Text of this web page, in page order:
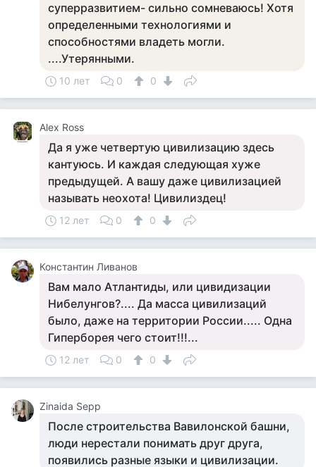
суперразвитием- сильно сомневаюсь! Хотя
определенными технологиями и
способностями владеть могли.
....Утерянными.
10 лет 0 0
Аlex Ross
Да я уже четвертую цивилизацию здесь
кантуюсь. И каждая следующая хуже
предыдущей. А вашу даже цивилизацией
называть неохота! Цивилиздец!
12 лет 0 0
Константин Ливанов
Вам мало Атлантиды, или цивидизации
Нибелунгов?.... Да масса цивилизаций
было, даже на территории России..... Одна
Гиперборея чего стоит!!!...
12 лет 0 0
Zinaida Sepp
После строительства Вавилонской башни,
люди нерестали понимать друг друга,
появились разные языки и цивилизации.